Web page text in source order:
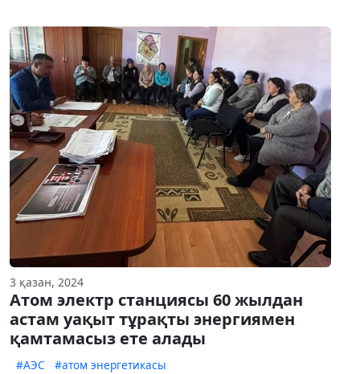
3 қазан, 2024
Атом электр станциясы 60 жылдан
астам уақыт тұрақты энергиямен
қамтамасыз ете алады
#АЭС #атом энергетикасы